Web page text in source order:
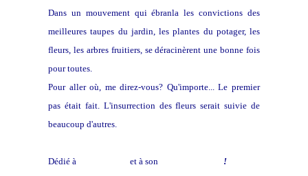
Dans un mouvement qui ébranla les convictions des
meilleures taupes du jardin, les plantes du potager, les
fleurs, les arbres fruitiers, se déracinèrent une bonne fois
pour toutes.
Pour aller où, me direz-vous? Qu'importe... Le premier
pas était fait. L'insurrection des fleurs serait suivie de
beaucoup d'autres.
Dédié à et à son !